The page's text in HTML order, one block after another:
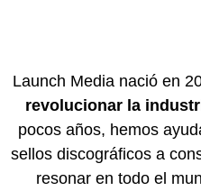
Launch Media nació en
revolucionar la
pocos años, hemos
sellos discográficos a
resonar en todo el